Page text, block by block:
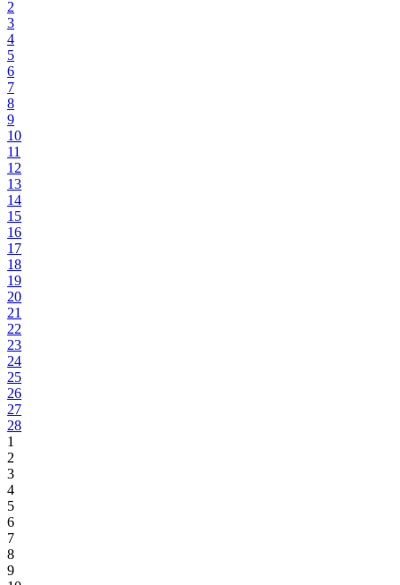
2
3
4
5
6
7
8
9
10
11
12
13
14
15
16
17
18
19
20
21
22
23
24
25
26
27
28
1
2
3
4
5
6
7
8
9